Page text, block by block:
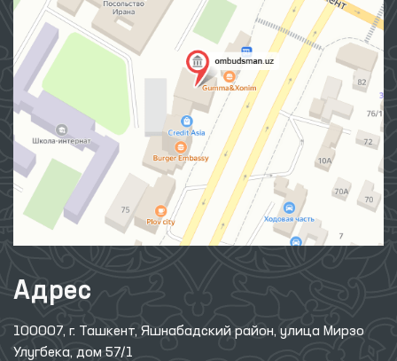
Адрес
100007, г. Ташкент, Яшнабадский район, улица Мирзо
Улугбека, дом 57/1